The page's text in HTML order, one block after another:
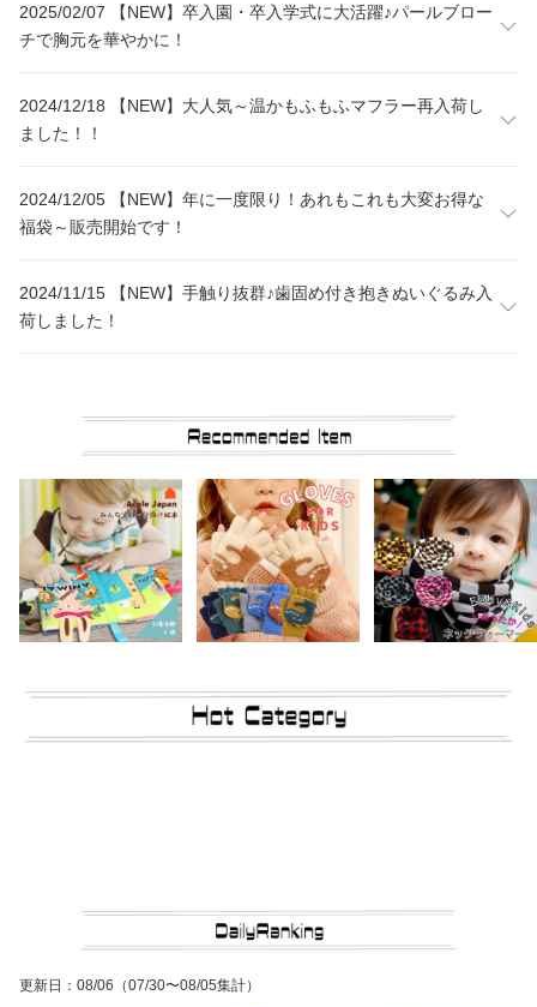
2025/02/07 【NEW】卒入園・卒入学式に大活躍♪パールブロー
チで胸元を華やかに！
2024/12/18 【NEW】大人気～温かもふもふマフラー再入荷し
ました！！
2024/12/05 【NEW】年に一度限り！あれもこれも大変お得な
福袋～販売開始です！
2024/11/15 【NEW】手触り抜群♪歯固め付き抱きぬいぐるみ入
荷しました！
更新日 ： 08/06 （07/30〜08/05集計）